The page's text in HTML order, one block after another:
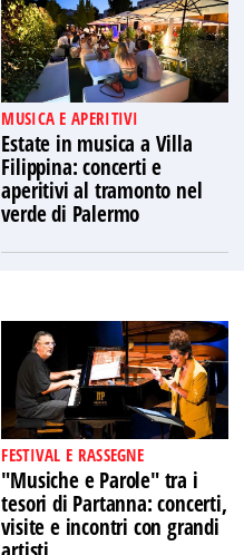
MUSICA E APERITIVI
Estate in musica a Villa
Filippina: concerti e
aperitivi al tramonto nel
verde di Palermo
FESTIVAL E RASSEGNE
"Musiche e Parole" tra i
tesori di Partanna: concerti,
visite e incontri con grandi